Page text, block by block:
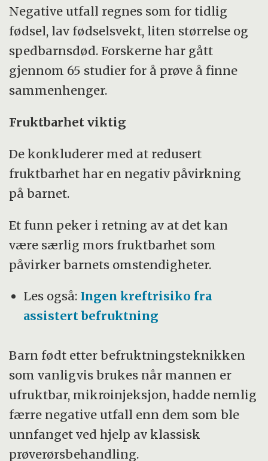
Negative utfall regnes som for tidlig
fødsel, lav fødselsvekt, liten størrelse og
spedbarnsdød. Forskerne har gått
gjennom 65 studier for å prøve å finne
sammenhenger.
Fruktbarhet viktig
De konkluderer med at redusert
fruktbarhet har en negativ påvirkning
på barnet.
Et funn peker i retning av at det kan
være særlig mors fruktbarhet som
påvirker barnets omstendigheter.
Les også: Ingen kreftrisiko fra
assistert befruktning
Barn født etter befruktningsteknikken
som vanligvis brukes når mannen er
ufruktbar, mikroinjeksjon, hadde nemlig
færre negative utfall enn dem som ble
unnfanget ved hjelp av klassisk
prøverørsbehandling.